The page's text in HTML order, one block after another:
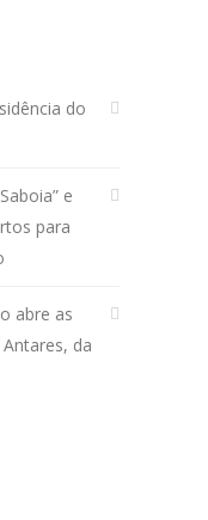
do
e
para
abre as
da